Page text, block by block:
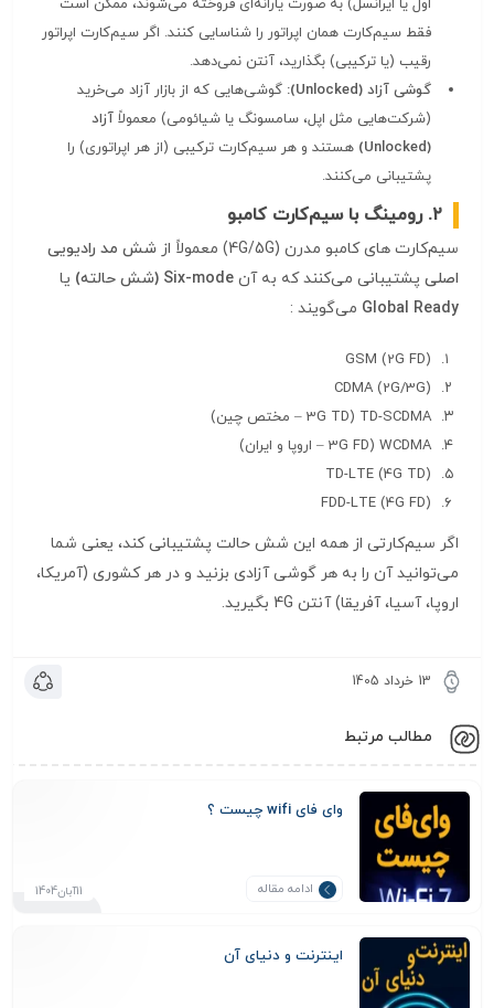
اول یا ایرانسل) به صورت یارانه‌ای فروخته می‌شوند، ممکن است
فقط سیم‌کارت همان اپراتور را شناسایی کنند. اگر سیم‌کارت اپراتور
رقیب (یا ترکیبی) بگذارید، آنتن نمی‌دهد.
گوشی آزاد (Unlocked):
گوشی‌هایی که از بازار آزاد می‌خرید
(شرکت‌هایی مثل اپل، سامسونگ یا شیائومی) معمولاً آزاد
(Unlocked)
هستند و هر سیم‌کارت ترکیبی (از هر اپراتوری) را
پشتیبانی می‌کنند.
۲. رومینگ با سیم‌کارت کامبو
سیم‌کارت‌ های کامبو مدرن (4G/5G) معمولاً از
شش مد رادیویی
اصلی پشتیبانی می‌کنند که به آن Six-mode (شش حالته)
یا
Global Ready می‌گویند :
GSM (2G FD)
CDMA (2G/3G)
TD-SCDMA (3G TD – مختص چین)
WCDMA (3G FD – اروپا و ایران)
TD-LTE (4G TD)
FDD-LTE (4G FD)
اگر سیم‌کارتی از همه این شش حالت پشتیبانی کند، یعنی شما
می‌توانید آن را به هر گوشی آزادی بزنید و در هر کشوری (آمریکا،
اروپا، آسیا، آفریقا) آنتن 4G بگیرید.
13 خرداد 1405
مطالب مرتبط
وای فای wifi چیست ؟
ادامه مقاله 11آبان1404
اینترنت و دنیای آن